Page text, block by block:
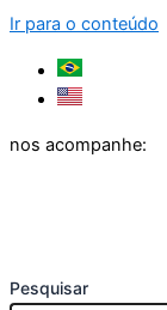
Ir para o conteúdo
nos acompanhe:
Pesquisar